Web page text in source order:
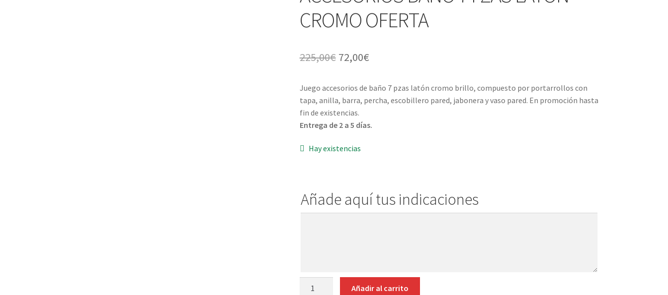
CROMO OFERTA
225,00€ El
original
era:
225,00€.
72,00€El
actual
72,00€.
Juego accesorios de baño 7 pzas latón cromo brillo, compuesto por portarrollos con
tapa, anilla, barra, percha, escobillero pared, jabonera y vaso pared. En promoción hasta
fin de existencias.
Entrega de 2 a 5 días.
Hay existencias
Añade aquí tus indicaciones
Añadir al carrito